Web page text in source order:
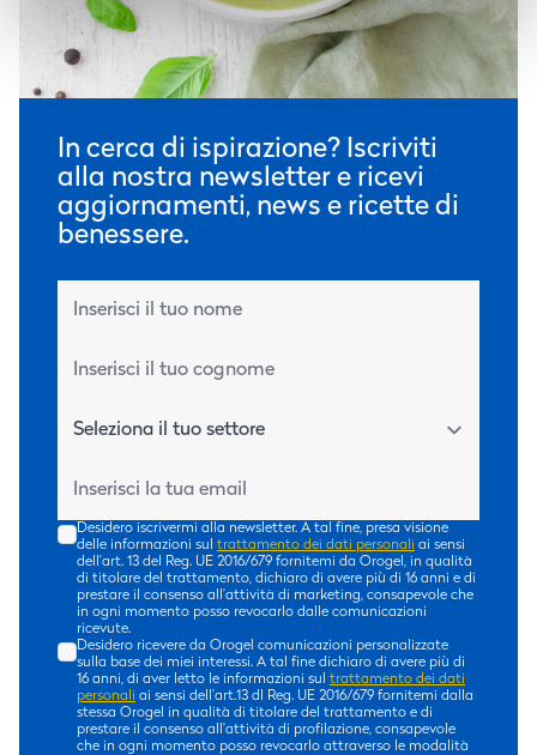
In cerca di ispirazione? Iscriviti
alla nostra newsletter e ricevi
aggiornamenti, news e ricette di
benessere.
Desidero iscrivermi alla newsletter. A tal fine, presa visione
delle informazioni sul trattamento dei dati personali ai sensi
dell’art. 13 del Reg. UE 2016/679 fornitemi da Orogel, in qualità
di titolare del trattamento, dichiaro di avere più di 16 anni e di
prestare il consenso all’attività di marketing, consapevole che
in ogni momento posso revocarlo dalle comunicazioni
ricevute.
Desidero ricevere da Orogel comunicazioni personalizzate
sulla base dei miei interessi. A tal fine dichiaro di avere più di
16 anni, di aver letto le informazioni sul trattamento dei dati
personali ai sensi dell’art.13 dl Reg. UE 2016/679 fornitemi dalla
stessa Orogel in qualità di titolare del trattamento e di
prestare il consenso all’attività di profilazione, consapevole
che in ogni momento posso revocarlo attraverso le modalità